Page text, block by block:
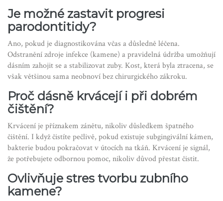
Je možné zastavit progresi
parodontitidy?
Ano, pokud je diagnostikována včas a důsledně léčena.
Odstranění zdroje infekce (kamene) a pravidelná údržba umožňují
dásním zahojit se a stabilizovat zuby. Kost, která byla ztracena, se
však většinou sama neobnoví bez chirurgického zákroku.
Proč dásně krvácejí i při dobrém
čištění?
Krvácení je příznakem zánětu, nikoliv důsledkem špatného
čištění. I když čistíte pečlivě, pokud existuje subgingivální kámen,
bakterie budou pokračovat v útocích na tkáň. Krvácení je signál,
že potřebujete odbornou pomoc, nikoliv důvod přestat čistit.
Ovlivňuje stres tvorbu zubního
kamene?